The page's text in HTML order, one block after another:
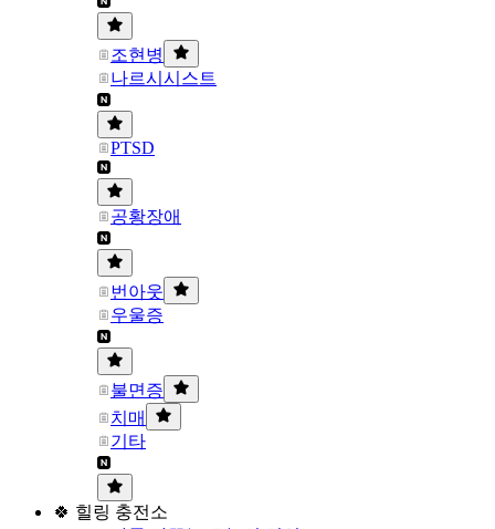
조현병
나르시시스트
PTSD
공황장애
번아웃
우울증
불면증
치매
기타
🍀 힐링 충전소